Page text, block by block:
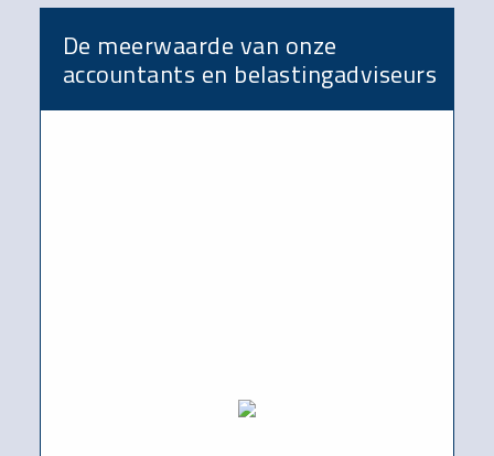
ContentDe meerwaarde van onze
accountants en belastingadviseurs